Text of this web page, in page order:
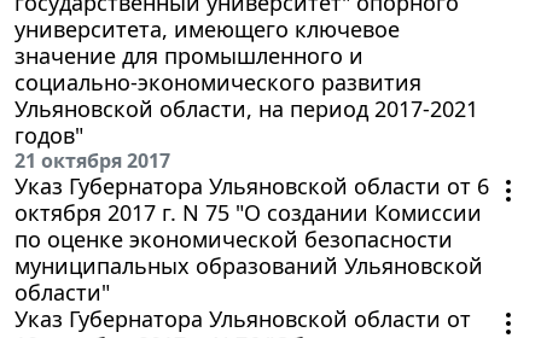
университета, имеющего ключевое
значение для промышленного и
социально-экономического развития
Ульяновской области, на период 2017-2021
годов"
21 октября 2017
Указ Губернатора Ульяновской области от 6
октября 2017 г. N 75 "О создании Комиссии
по оценке экономической безопасности
муниципальных образований Ульяновской
области"
Указ Губернатора Ульяновской области от